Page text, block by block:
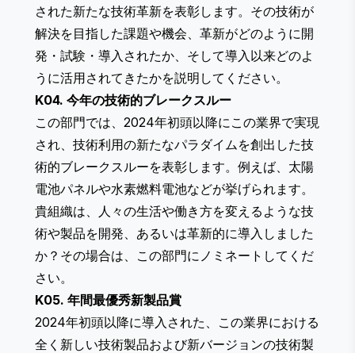
された新たな技術革新を表彰します。その技術が
解決を目指した課題や機会、革新がどのように開
発・試験・導入されたか、そして導入以来どのよ
うに活用されてきたかを説明してください。
K04. 今年の技術的ブレークスルー
この部門では、2024年初頭以降にこの業界で実現
され、技術利用の新たなパラダイムを創出した技
術的ブレークスルーを表彰します。例えば、太陽
電池パネルや水素燃料電池などが挙げられます。
貴組織は、人々の生活や働き方を変えるような技
術や製品を開発、あるいは革新的に導入しました
か？その場合は、この部門にノミネートしてくだ
さい。
K05. 年間最優秀新製品賞
2024年初頭以降に導入された、この業界における
全く新しい技術製品および新バージョンの技術製